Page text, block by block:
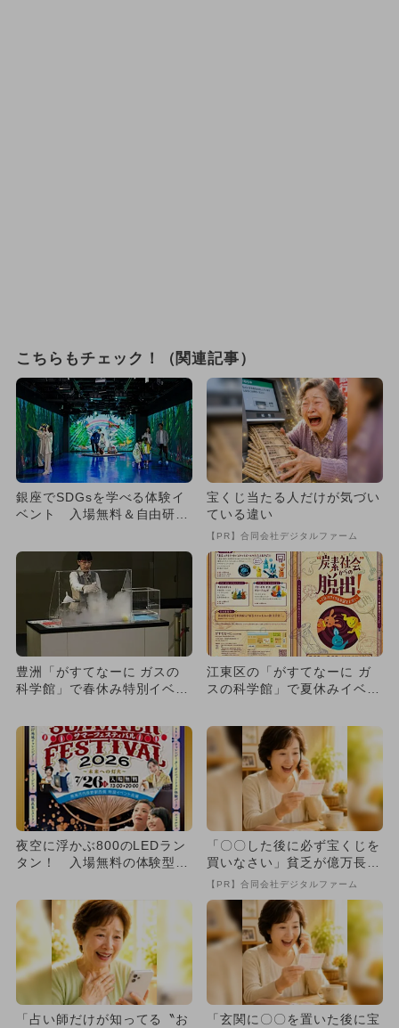
こちらもチェック！（関連記事）
銀座でSDGsを学べる体験イ
ベント 入場無料＆自由研究
宝くじ当たる人だけが気づい
ている違い
【PR】合同会社デジタルファーム
豊洲「がすてなーに ガスの
科学館」で春休み特別イベン
江東区の「がすてなーに ガ
スの科学館」で夏休みイベン
夜空に浮かぶ800のLEDラン
タン！ 入場無料の体験型サ
「〇〇した後に必ず宝くじを
買いなさい」貧乏が億万長者
に
【PR】合同会社デジタルファーム
「占い師だけが知ってる〝お
「玄関に〇〇を置いた後に宝